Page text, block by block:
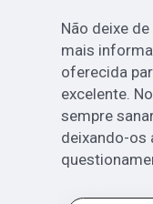
Não deixe
mais
oferecida
excelente.
sempre
deixando-os